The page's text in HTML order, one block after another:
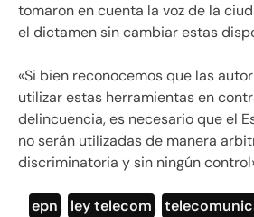
tomaron en cuenta la voz de la
el dictamen sin cambiar estas
«Si bien reconocemos que las
utilizar estas herramientas en
delincuencia, es necesario que el
no serán utilizadas de manera
discriminatoria y sin ningún
epn ley telecom